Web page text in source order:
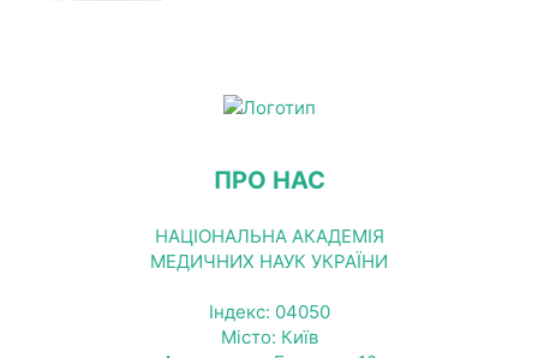
ПРО НАС
НАЦІОНАЛЬНА АКАДЕМІЯ
МЕДИЧНИХ НАУК УКРАЇНИ
Індекс: 04050
Місто: Київ